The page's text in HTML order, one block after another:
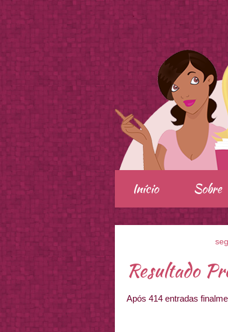
.
Início Sobre
Resultado
Após 414 entradas